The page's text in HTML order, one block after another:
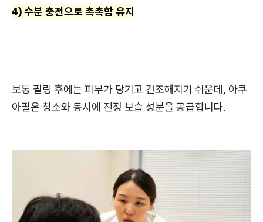
4) 수분 충전으로 촉촉함 유지
보통 필링 후에는 피부가 당기고 건조해지기 쉬운데, 아쿠
아필은 청소와 동시에 진정 보습 성분을 공급합니다.